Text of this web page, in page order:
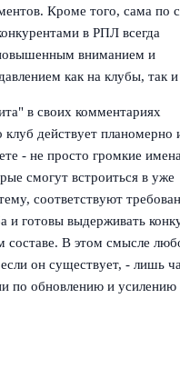
Кроме того, сама по
в РПЛ всегда
вниманием и
как на клубы, так и
в своих комментариях
клуб действует планомерно
- не просто громкие
смогут встроиться в уже
соответствуют
и готовы выдерживать
составе. В этом смысле
он существует, - лишь
по обновлению и усилению